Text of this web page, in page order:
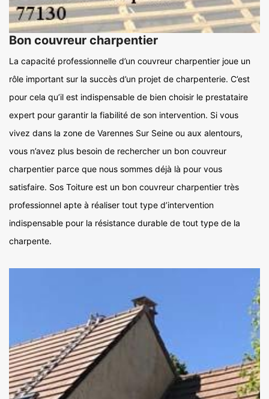
Bon couvreur charpentier
La capacité professionnelle d’un couvreur charpentier joue un
rôle important sur la succès d’un projet de charpenterie. C’est
pour cela qu’il est indispensable de bien choisir le prestataire
expert pour garantir la fiabilité de son intervention. Si vous
vivez dans la zone de Varennes Sur Seine ou aux alentours,
vous n’avez plus besoin de rechercher un bon couvreur
charpentier parce que nous sommes déjà là pour vous
satisfaire. Sos Toiture est un bon couvreur charpentier très
professionnel apte à réaliser tout type d’intervention
indispensable pour la résistance durable de tout type de la
charpente.